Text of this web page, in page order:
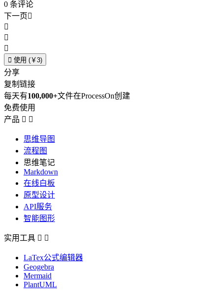
0 条评论
下一页



 使用 (￥3)
分享
复制链接
每天有100,000+文件在ProcessOn创建
免费使用
产品  
思维导图
流程图
思维笔记
Markdown
在线白板
原型设计
API服务
智能图形
实用工具  
LaTex公式编辑器
Geogebra
Mermaid
PlantUML